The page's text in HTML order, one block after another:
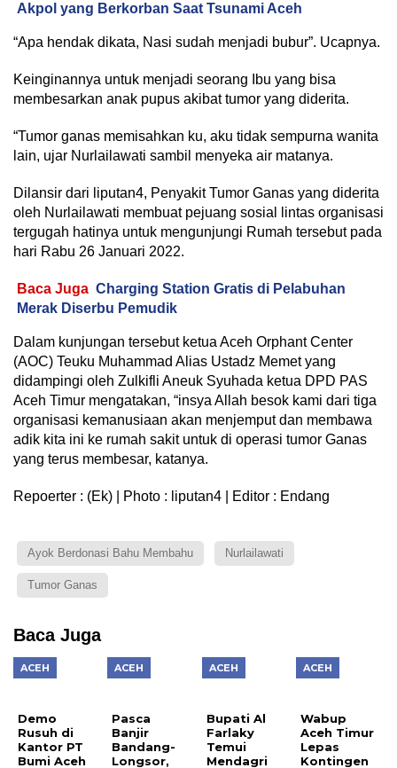
Akpol yang Berkorban Saat Tsunami Aceh
“Apa hendak dikata, Nasi sudah menjadi bubur”. Ucapnya.
Keinginannya untuk menjadi seorang Ibu yang bisa
membesarkan anak pupus akibat tumor yang diderita.
“Tumor ganas memisahkan ku, aku tidak sempurna wanita
lain, ujar Nurlailawati sambil menyeka air matanya.
Dilansir dari liputan4, Penyakit Tumor Ganas yang diderita
oleh Nurlailawati membuat pejuang sosial lintas organisasi
tergugah hatinya untuk mengunjungi Rumah tersebut pada
hari Rabu 26 Januari 2022.
Baca Juga Charging Station Gratis di Pelabuhan
Merak Diserbu Pemudik
Dalam kunjungan tersebut ketua Aceh Orphant Center
(AOC) Teuku Muhammad Alias Ustadz Memet yang
didampingi oleh Zulkifli Aneuk Syuhada ketua DPD PAS
Aceh Timur mengatakan, “insya Allah besok kami dari tiga
organisasi kemanusiaan akan menjemput dan membawa
adik kita ini ke rumah sakit untuk di operasi tumor Ganas
yang terus membesar, katanya.
Repoerter : (Ek) | Photo : liputan4 | Editor : Endang
Ayok Berdonasi Bahu Membahu Nurlailawati
Tumor Ganas
Baca Juga
ACEH
Demo
Rusuh di
Kantor PT
Bumi Aceh
ACEH
Pasca
Banjir
Bandang-
Longsor,
ACEH
Bupati Al
Farlaky
Temui
Mendagri
ACEH
Wabup
Aceh Timur
Lepas
Kontingen